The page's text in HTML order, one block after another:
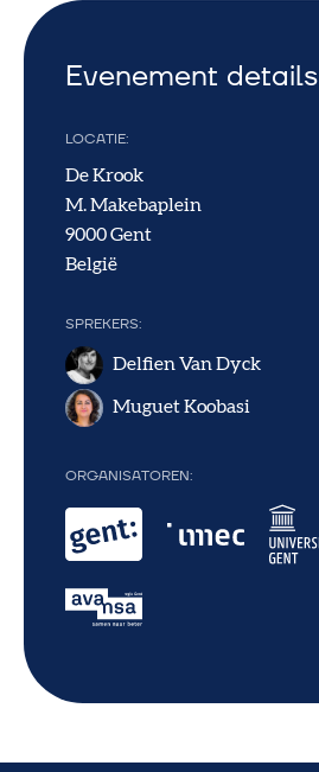
Evenement details
LOCATIE
De Krook
M. Makebaplein
9000 Gent
België
SPREKERS
Delfien Van Dyck
Muguet Koobasi
ORGANISATOREN